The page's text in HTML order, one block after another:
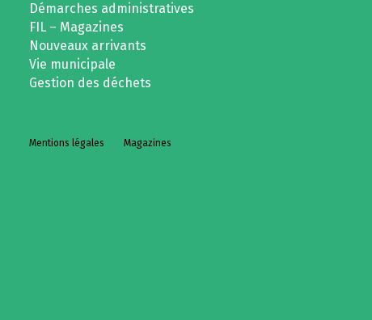
Démarches administratives
FIL – Magazines
Nouveaux arrivants
Vie municipale
Gestion des déchets
Mentions légales Magazines